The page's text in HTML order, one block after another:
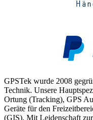
GPSTek wurde 2008
Technik. Unsere
Ortung (Tracking), GPS
Geräte für den
(GIS). Mit Leidenschaft